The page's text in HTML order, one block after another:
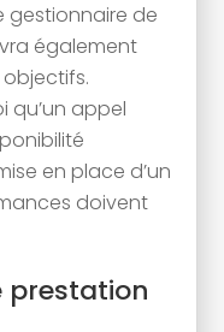
gestionnaire de
également
qu’un appel
en place d’un
doivent
prestation